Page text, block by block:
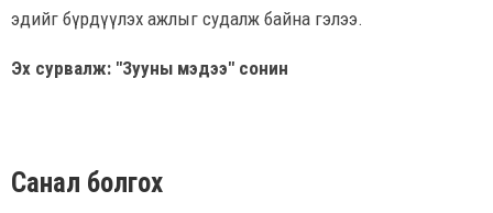
эдийг бүрдүүлэх ажлыг судалж байна гэлээ.
Эх сурвалж: "Зууны мэдээ" сонин
Санал болгох